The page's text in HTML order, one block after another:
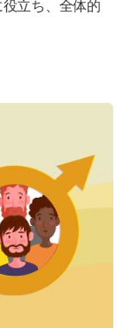
立ち、全体的